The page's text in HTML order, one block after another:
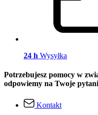
24 h Wysyłka
Potrzebujesz pomocy w
odpowiemy na Twoje
Kontakt